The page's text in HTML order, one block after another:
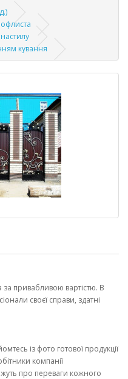
кування
за привабливою вартістю. В
своєї справи, здатні
із фото готової продукції
компанії
про переваги кожного